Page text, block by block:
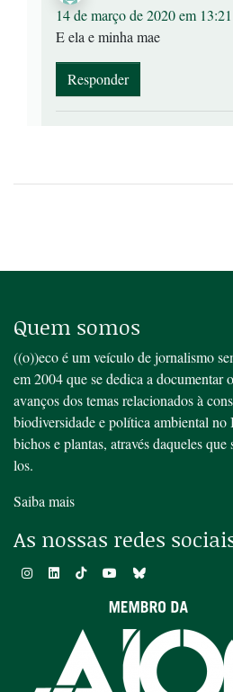
14 de março de 2020 em 13:21
E ela e minha mae
Responder
Quem somos
((o))eco é um veículo de jornalismo
em 2004 que se dedica a documentar
avanços dos temas relacionados à
biodiversidade e política ambiental no
bichos e plantas, através daqueles
los.
Saiba mais
As nossas redes